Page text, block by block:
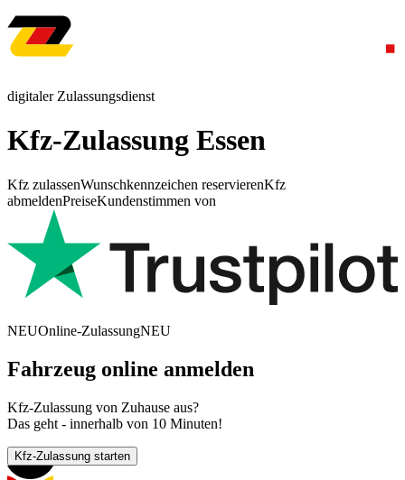
digitaler Zulassungsdienst
Kfz-Zulassung Essen
Kfz zulassenWunschkennzeichen reservierenKfz
abmeldenPreiseKundenstimmen von
NEUOnline-ZulassungNEU
Fahrzeug online anmelden
Kfz-Zulassung von Zuhause aus?
Das geht - innerhalb von 10 Minuten!
Kfz-Zulassung starten